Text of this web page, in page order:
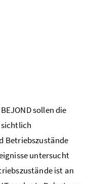
BEJONDsollen die
Betriebszustände
untersucht
ist an